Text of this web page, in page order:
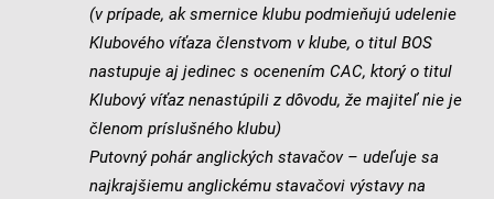
(v prípade, ak smernice klubu podmieňujú udelenie
Klubového víťaza členstvom v klube, o titul BOS
nastupuje aj jedinec s ocenením CAC, ktorý o titul
Klubový víťaz nenastúpili z dôvodu, že majiteľ nie je
členom príslušného klubu)
Putovný pohár anglických stavačov – udeľuje sa
najkrajšiemu anglickému stavačovi výstavy na